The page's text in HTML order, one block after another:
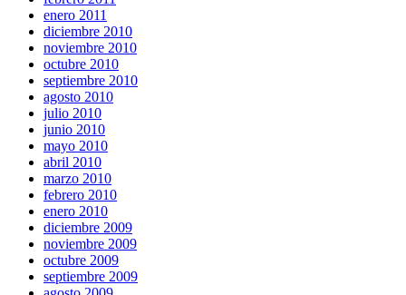
enero 2011
diciembre 2010
noviembre 2010
octubre 2010
septiembre 2010
agosto 2010
julio 2010
junio 2010
mayo 2010
abril 2010
marzo 2010
febrero 2010
enero 2010
diciembre 2009
noviembre 2009
octubre 2009
septiembre 2009